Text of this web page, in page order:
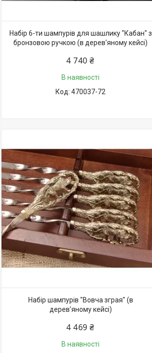
Набір 6-ти шампурів для шашлику "Кабан" з
бронзовою ручкою (в дерев'яному кейсі)
4 740 ₴
В наявності
470037-72
Набір шампурів "Вовча зграя" (в
дерев'яному кейсі)
4 469 ₴
В наявності